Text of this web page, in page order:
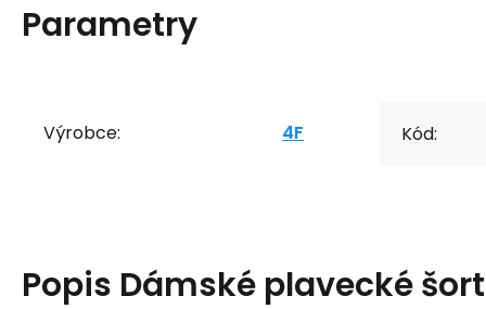
Parametry
Výrobce: 4F Kód:
Popis Dámské plavecké